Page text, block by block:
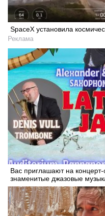
SpaceX установила
Реклама
Вас приглашают на
знаменитые джазовые